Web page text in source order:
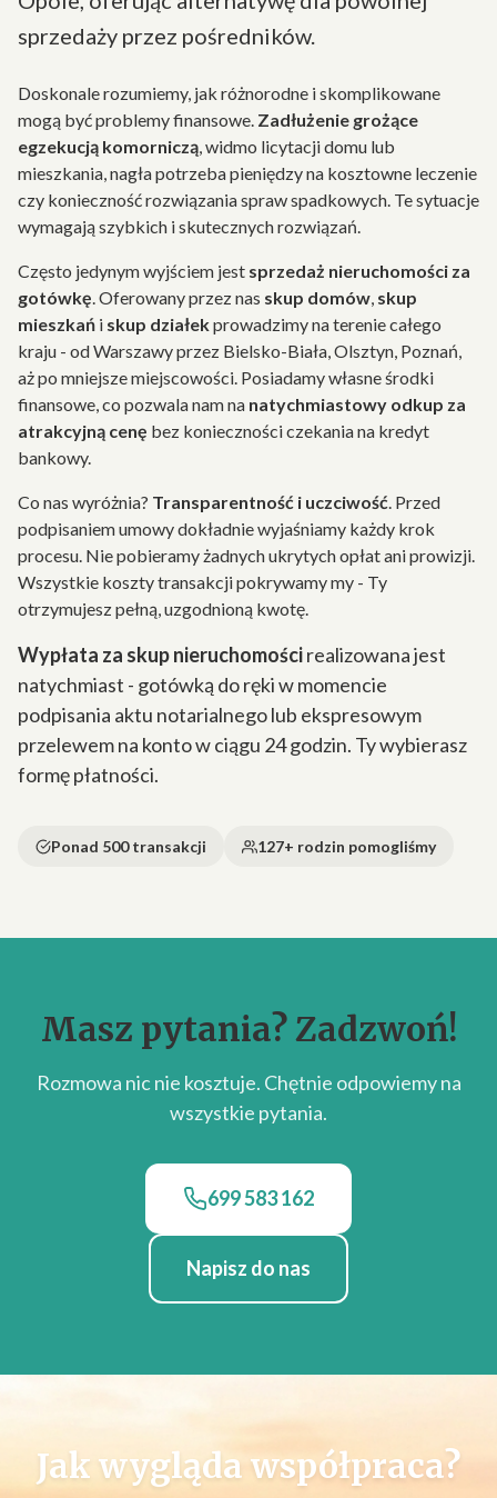
sprzedaży przez pośredników.
Doskonale rozumiemy, jak różnorodne i skomplikowane
mogą być problemy finansowe. Zadłużenie grożące
egzekucją komorniczą, widmo licytacji domu lub
mieszkania, nagła potrzeba pieniędzy na kosztowne leczenie
czy konieczność rozwiązania spraw spadkowych. Te sytuacje
wymagają szybkich i skutecznych rozwiązań.
Często jedynym wyjściem jest sprzedaż nieruchomości za
gotówkę. Oferowany przez nas skup domów, skup
mieszkań i skup działekprowadzimy na terenie całego
kraju - od Warszawy przez Bielsko-Biała, Olsztyn, Poznań,
aż po mniejsze miejscowości. Posiadamy własne środki
finansowe, co pozwala nam na natychmiastowy odkup za
atrakcyjną cenę bez konieczności czekania na kredyt
bankowy.
Co nas wyróżnia? Transparentność i uczciwość. Przed
podpisaniem umowy dokładnie wyjaśniamy każdy krok
procesu. Nie pobieramy żadnych ukrytych opłat ani prowizji.
Wszystkie koszty transakcji pokrywamy my - Ty
otrzymujesz pełną, uzgodnioną kwotę.
Wypłata za skup nieruchomościrealizowana jest
natychmiast - gotówką do ręki w momencie
podpisania aktu notarialnego lub ekspresowym
przelewem na konto w ciągu 24 godzin. Ty wybierasz
formę płatności.
Ponad 500 transakcji 127+ rodzin pomogliśmy
Masz pytania? Zadzwoń!
Rozmowa nic nie kosztuje. Chętnie odpowiemy na
wszystkie pytania.
699 583 162
Napisz do nas
Jak wygląda współpraca?